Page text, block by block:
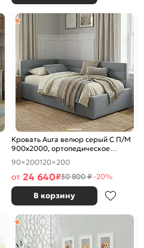
Кровать Aura велюр серый С П/М
900x2000, ортопедическое
основание, изголовье мягкое
90×200120×200
от 24 640₽30 800 ₽-20%
В корзину